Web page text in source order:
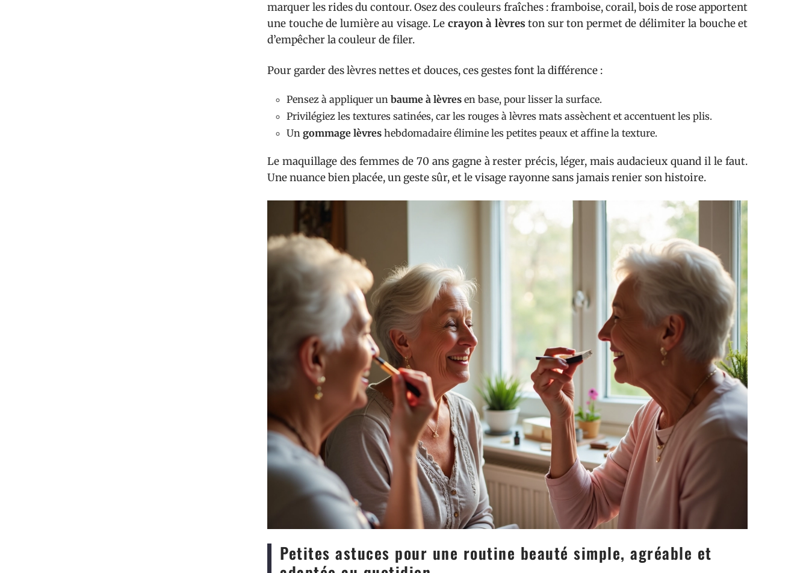
marquer les rides du contour. Osez des couleurs fraîches : framboise, corail, bois de rose apportent
une touche de lumière au visage. Le crayon à lèvres ton sur ton permet de délimiter la bouche et
d’empêcher la couleur de filer.
Pour garder des lèvres nettes et douces, ces gestes font la différence :
Pensez à appliquer un baume à lèvres en base, pour lisser la surface.
Privilégiez les textures satinées, car les rouges à lèvres mats assèchent et accentuent les plis.
Un gommage lèvres hebdomadaire élimine les petites peaux et affine la texture.
Le maquillage des femmes de 70 ans gagne à rester précis, léger, mais audacieux quand il le faut.
Une nuance bien placée, un geste sûr, et le visage rayonne sans jamais renier son histoire.
Petites astuces pour une routine beauté simple, agréable et